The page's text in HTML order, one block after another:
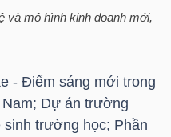
và mô hình kinh doanh mới,
- Điểm sáng mới trong
Dự án trường
sinh trường học; Phần